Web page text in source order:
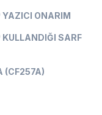
ONARIM
SARF
(CF257A)